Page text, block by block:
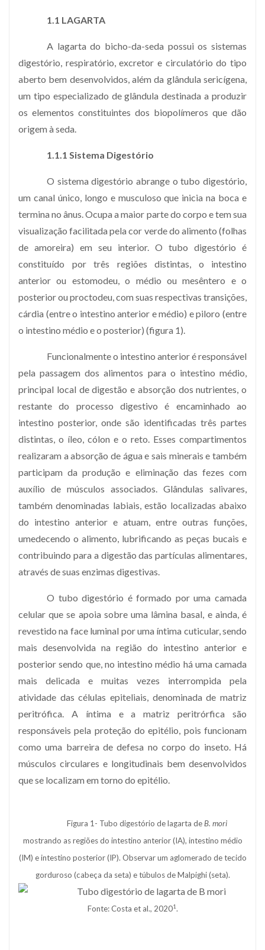
1.1 LAGARTA
A lagarta do bicho-da-seda possui os sistemas
digestório, respiratório, excretor e circulatório do tipo
aberto bem desenvolvidos, além da glândula sericígena,
um tipo especializado de glândula destinada a produzir
os elementos constituintes dos biopolímeros que dão
origem à seda.
1.1.1 Sistema Digestório
O sistema digestório abrange o tubo digestório,
um canal único, longo e musculoso que inicia na boca e
termina no ânus. Ocupa a maior parte do corpo e tem sua
visualização facilitada pela cor verde do alimento (folhas
de amoreira) em seu interior. O tubo digestório é
constituído por três regiões distintas, o intestino
anterior ou estomodeu, o médio ou mesêntero e o
posterior ou proctodeu, com suas respectivas transições,
cárdia (entre o intestino anterior e médio) e piloro (entre
o intestino médio e o posterior) (figura 1).
Funcionalmente o intestino anterior é responsável
pela passagem dos alimentos para o intestino médio,
principal local de digestão e absorção dos nutrientes, o
restante do processo digestivo é encaminhado ao
intestino posterior, onde são identificadas três partes
distintas, o íleo, cólon e o reto. Esses compartimentos
realizaram a absorção de água e sais minerais e também
participam da produção e eliminação das fezes com
auxílio de músculos associados. Glândulas salivares,
também denominadas labiais, estão localizadas abaixo
do intestino anterior e atuam, entre outras funções,
umedecendo o alimento, lubrificando as peças bucais e
contribuindo para a digestão das partículas alimentares,
através de suas enzimas digestivas.
O tubo digestório é formado por uma camada
celular que se apoia sobre uma lâmina basal, e ainda, é
revestido na face luminal por uma íntima cuticular, sendo
mais desenvolvida na região do intestino anterior e
posterior sendo que, no intestino médio há uma camada
mais delicada e muitas vezes interrompida pela
atividade das células epiteliais, denominada de matriz
peritrófica. A íntima e a matriz peritrórfica são
responsáveis pela proteção do epitélio, pois funcionam
como uma barreira de defesa no corpo do inseto. Há
músculos circulares e longitudinais bem desenvolvidos
que se localizam em torno do epitélio.
Figura 1- Tubo digestório de lagarta deB. mori
mostrando as regiões do intestino anterior (IA), intestino médio
(IM) e intestino posterior (IP). Observar um aglomerado de tecido
gorduroso (cabeça da seta) e túbulos de Malpighi (seta).
Fonte: Costa et al., 20201.